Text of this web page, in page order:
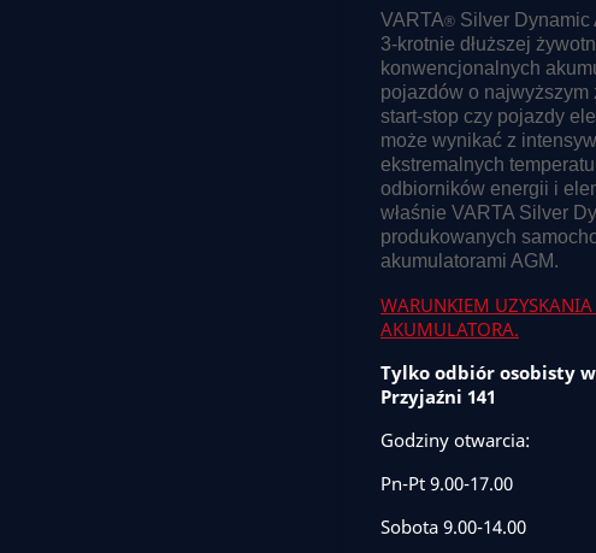
VARTA® Silver Dynamic
3-krotnie dłuższej
konwencjonalnych
pojazdów o
start-stop czy pojazdy
może wynikać z
ekstremalnych
odbiorników energii i
właśnie VARTA Silver
produkowanych
akumulatorami AGM.
WARUNKIEM UZYSKANIA
AKUMULATORA.
Tylko odbiór osobisty
Przyjaźni 141
Godziny otwarcia:
Pn-Pt 9.00-17.00
Sobota 9.00-14.00